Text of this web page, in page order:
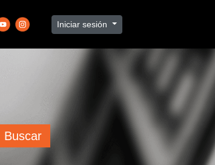
Iniciar sesión
Buscar